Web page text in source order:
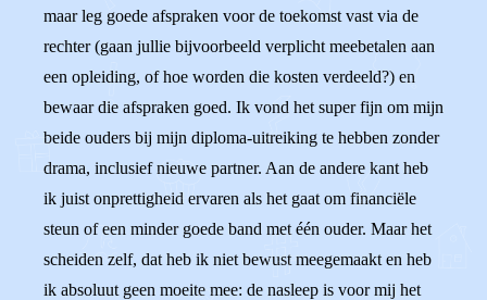
maar leg goede afspraken voor de toekomst vast via de
rechter (gaan jullie bijvoorbeeld verplicht meebetalen aan
een opleiding, of hoe worden die kosten verdeeld?) en
bewaar die afspraken goed. Ik vond het super fijn om mijn
beide ouders bij mijn diploma-uitreiking te hebben zonder
drama, inclusief nieuwe partner. Aan de andere kant heb
ik juist onprettigheid ervaren als het gaat om financiële
steun of een minder goede band met één ouder. Maar het
scheiden zelf, dat heb ik niet bewust meegemaakt en heb
ik absoluut geen moeite mee: de nasleep is voor mij het